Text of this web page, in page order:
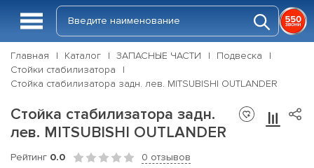
Главная Каталог ЗАПАСНЫЕ ЧАСТИ
Подвеска
Стойки стабилизатора
Стойка стабилизатора задн. лев. MITSUBISHI OUTLANDER
Стойка стабилизатора задн.
лев. MITSUBISHI OUTLANDER
Рейтинг 0.0 0 отзывов